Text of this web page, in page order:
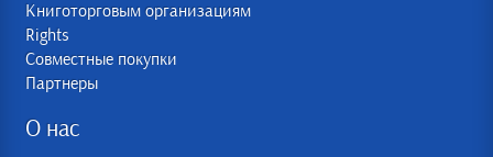
Книготорговым организациям
Rights
Совместные покупки
Партнеры
О нас